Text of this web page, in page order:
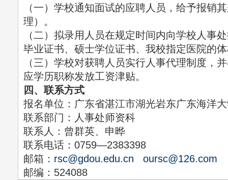
（一）学校通知面试的应聘人员，给予报销
理）。
（二）拟录用人员在规定时间内向学校人事
毕业证书、硕士学位证书、我校指定医院的
（三）学校对获聘人员实行人事代理制度，
应学历职称发放工资津贴。
四、联系方式
报名单位：广东省湛江市湖光岩东广东海洋
联系部门：人事处师资科
联系人：曾群英、申晔
联系电话：0759—2383398
邮箱： rsc@gdou.edu.cn
oursc@126.com
邮编：524088